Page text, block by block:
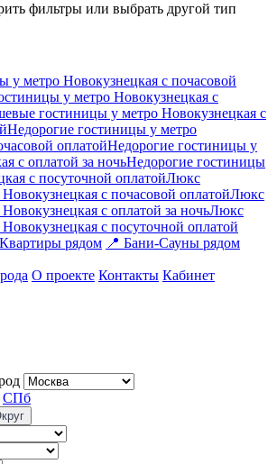
фильтры или выбрать другой тип
у метро Новокузнецкая c почасовой
у метро Новокузнецкая с
гостиницы у метро Новокузнецкая c
Недорогие гостиницы у метро
оплатойНедорогие гостиницы у
с оплатой за ночьНедорогие гостиницы
c посуточной оплатойЛюкс
c почасовой оплатойЛюкс
с оплатой за ночьЛюкс
c посуточной оплатой
Квартиры рядом 📍 Бани-Сауны рядом
О проекте Контакты Кабинет
СПб